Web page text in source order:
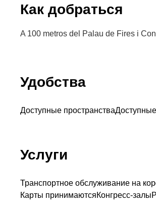
Как добраться
A 100 metros del Palau de Fires i
Удобства
Доступные пространства
Услуги
Транспортное обслуживание на
Карты принимаютсяКонгресс-залы